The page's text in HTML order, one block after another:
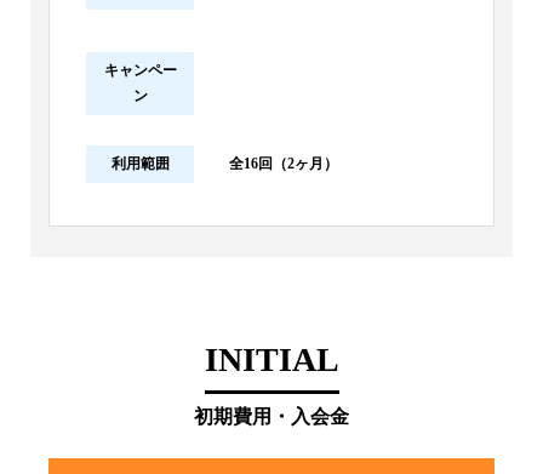
キャンペー
ン
利用範囲 全16回（2ヶ月）
INITIAL
初期費用・入会金